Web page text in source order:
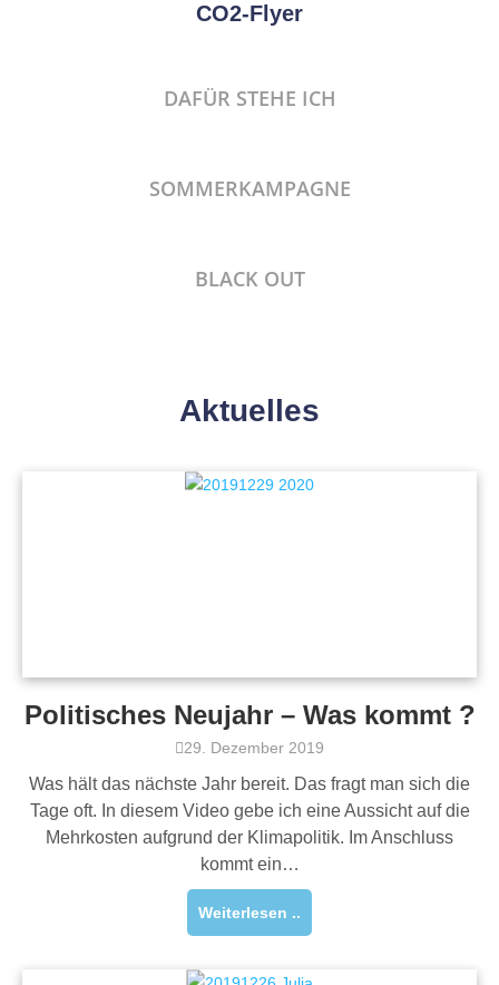
CO2-Flyer
DAFÜR STEHE ICH
SOMMERKAMPAGNE
BLACK OUT
Aktuelles
Politisches Neujahr – Was kommt ?
29. Dezember 2019
Was hält das nächste Jahr bereit. Das fragt man sich die
Tage oft. In diesem Video gebe ich eine Aussicht auf die
Mehrkosten aufgrund der Klimapolitik. Im Anschluss
kommt ein…
Weiterlesen ..